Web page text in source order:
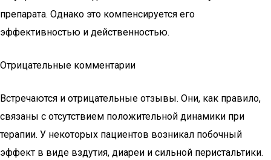
препарата. Однако это компенсируется его
эффективностью и действенностью.
Отрицательные комментарии
Встречаются и отрицательные отзывы. Они, как правило,
связаны с отсутствием положительной динамики при
терапии. У некоторых пациентов возникал побочный
эффект в виде вздутия, диареи и сильной перистальтики.